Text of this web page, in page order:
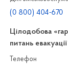
(0 800) 404-670
Цілодобова
питань
Телефон